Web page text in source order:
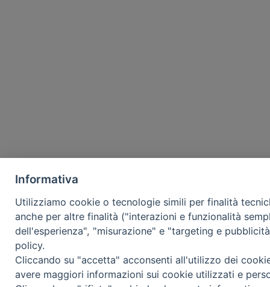
Informativa
Utilizziamo cookie o tecnologie simili per finalità
anche per altre finalità ("interazioni e funzionalità
dell'esperienza", "misurazione" e "targeting e
policy.
Cliccando su "accetta" acconsenti all'utilizzo dei
avere maggiori informazioni sui cookie utilizzati e